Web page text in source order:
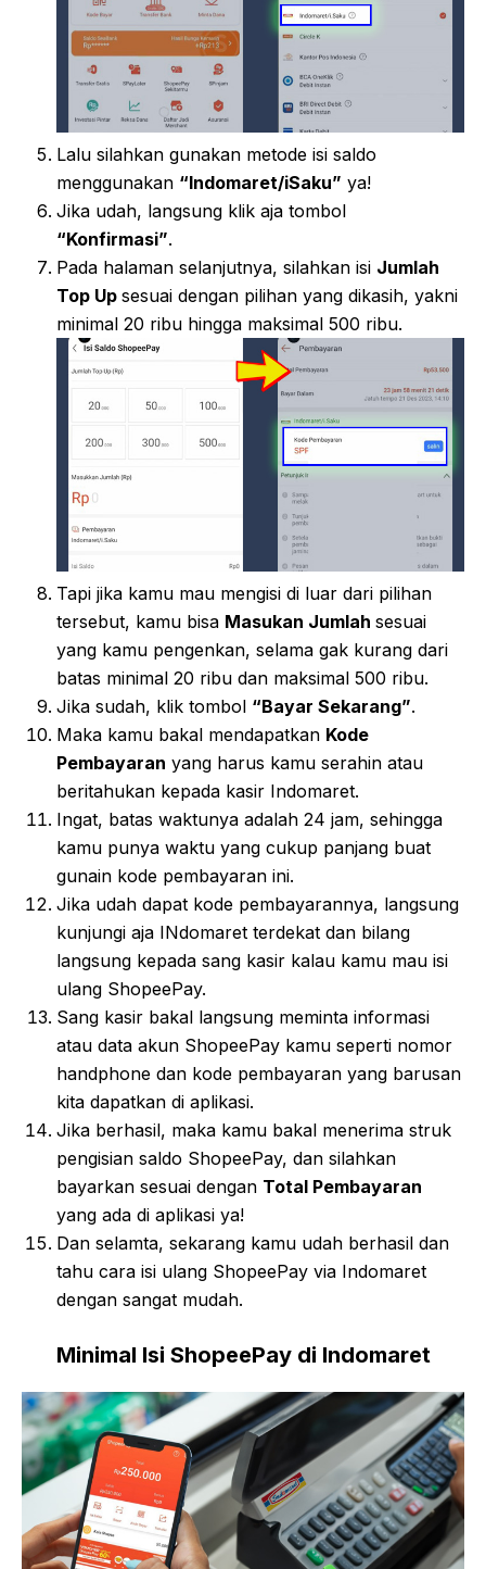
Lalu silahkan gunakan metode isi saldo
menggunakan “Indomaret/iSaku” ya!
Jika udah, langsung klik aja tombol
“Konfirmasi”.
Pada halaman selanjutnya, silahkan isi Jumlah
Top Up sesuai dengan pilihan yang dikasih, yakni
minimal 20 ribu hingga maksimal 500 ribu.
Tapi jika kamu mau mengisi di luar dari pilihan
tersebut, kamu bisa Masukan Jumlah sesuai
yang kamu pengenkan, selama gak kurang dari
batas minimal 20 ribu dan maksimal 500 ribu.
Jika sudah, klik tombol “Bayar Sekarang”.
Maka kamu bakal mendapatkan Kode
Pembayaran yang harus kamu serahin atau
beritahukan kepada kasir Indomaret.
Ingat, batas waktunya adalah 24 jam, sehingga
kamu punya waktu yang cukup panjang buat
gunain kode pembayaran ini.
Jika udah dapat kode pembayarannya, langsung
kunjungi aja INdomaret terdekat dan bilang
langsung kepada sang kasir kalau kamu mau isi
ulang ShopeePay.
Sang kasir bakal langsung meminta informasi
atau data akun ShopeePay kamu seperti nomor
handphone dan kode pembayaran yang barusan
kita dapatkan di aplikasi.
Jika berhasil, maka kamu bakal menerima struk
pengisian saldo ShopeePay, dan silahkan
bayarkan sesuai dengan Total Pembayaran
yang ada di aplikasi ya!
Dan selamta, sekarang kamu udah berhasil dan
tahu cara isi ulang ShopeePay via Indomaret
dengan sangat mudah.
Minimal Isi ShopeePay di Indomaret